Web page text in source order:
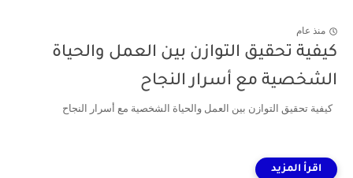
منذ عام
كيفية تحقيق التوازن بين العمل والحياة
الشخصية مع أسرار النجاح
كيفية تحقيق التوازن بين العمل والحياة الشخصية مع أسرار النجاح